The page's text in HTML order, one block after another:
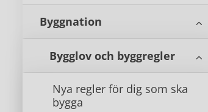
Byggnation
Bygglov och byggregler
Nya regler för dig som ska
bygga